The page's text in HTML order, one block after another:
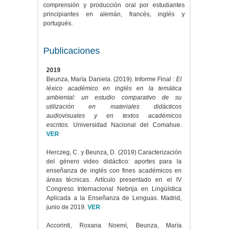
comprensión y producción oral por estudiantes
principiantes en alemán, francés, inglés y
portugués.
Publicaciones
2019
Beunza, María Daniela. (2019). Informe Final : El
léxico académico en inglés en la temática
ambiental: un estudio comparativo de su
utilización en materiales didácticos
audiovisuales y en textos académicos
escritos.
Universidad Nacional del Comahue.
VER
Herczeg, C. y Beunza, D. (2019) Caracterización
del género video didáctico: aportes para la
enseñanza de inglés con fines académicos en
áreas técnicas. Artículo presentado en el IV
Congreso Internacional Nebrija en Lingüística
Aplicada a la Enseñanza de Lenguas. Madrid,
junio de 2019. VER
Accorinti, Roxana Noemí, Beunza, María